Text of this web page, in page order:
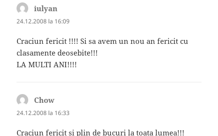
iulyan
24.12.2008 la 16:09
Craciun fericit !!!! Si sa avem un nou an fericit cu
clasamente deosebite!!!
LA MULTI ANI!!!!
Chow
24.12.2008 la 16:33
Craciun fericit si plin de bucuri la toata lumea!!!